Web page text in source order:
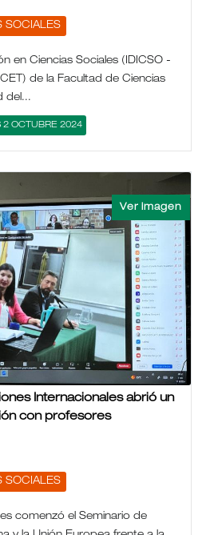
SOCIALES
en Ciencias Sociales (IDICSO -
de la Facultad de Ciencias
del...
2 OCTUBRE 2024
Internacionales abrió un
con profesores
SOCIALES
comenzó el Seminario de